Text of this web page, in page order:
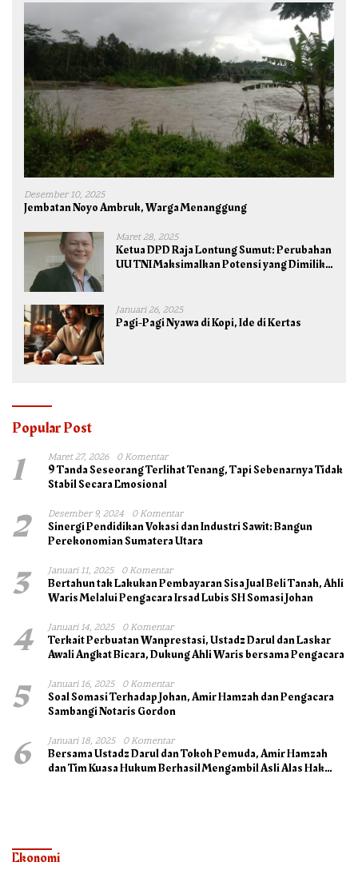
Desember 10, 2025
Jembatan Noyo Ambruk, Warga Menanggung
Maret 28, 2025
Ketua DPD Raja Lontung Sumut: Perubahan
UU TNI Maksimalkan Potensi yang Dimiliki
Januari 26, 2025
Pagi-Pagi Nyawa di Kopi, Ide di Kertas
Popular Post
1 Maret 27, 2026 0 Komentar
9 Tanda Seseorang Terlihat Tenang, Tapi Sebenarnya Tidak
Stabil Secara Emosional
2 Desember 9, 2024 0 Komentar
Sinergi Pendidikan Vokasi dan Industri Sawit: Bangun
Perekonomian Sumatera Utara
3 Januari 11, 2025 0 Komentar
Bertahun tak Lakukan Pembayaran Sisa Jual Beli Tanah, Ahli
Waris Melalui Pengacara Irsad Lubis SH Somasi Johan
4 Januari 14, 2025 0 Komentar
Terkait Perbuatan Wanprestasi, Ustadz Darul dan Laskar
Awali Angkat Bicara, Dukung Ahli Waris bersama Pengacara
5 Januari 16, 2025 0 Komentar
Soal Somasi Terhadap Johan, Amir Hamzah dan Pengacara
Sambangi Notaris Gordon
6 Januari 18, 2025 0 Komentar
Bersama Ustadz Darul dan Tokoh Pemuda, Amir Hamzah
dan Tim Kuasa Hukum Berhasil Mengambil Asli Alas Hak
Ekonomi